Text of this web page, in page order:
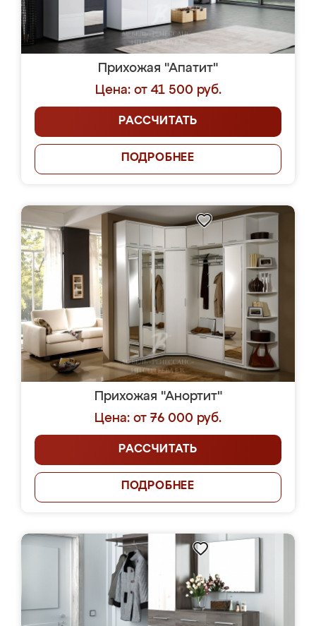
Прихожая "Апатит"
Цена: от 41 500 руб.
РАССЧИТАТЬ
ПОДРОБНЕЕ
Прихожая "Анортит"
Цена: от 76 000 руб.
РАССЧИТАТЬ
ПОДРОБНЕЕ